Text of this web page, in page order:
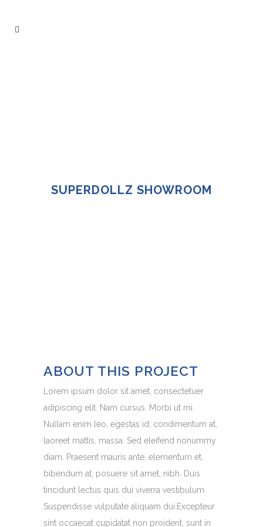
SUPERDOLLZ SHOWROOM
ABOUT THIS PROJECT
Lorem ipsum dolor sit amet, consectetuer
adipiscing elit. Nam cursus. Morbi ut mi.
Nullam enim leo, egestas id, condimentum at,
laoreet mattis, massa. Sed eleifend nonummy
diam. Praesent mauris ante, elementum et,
bibendum at, posuere sit amet, nibh. Duis
tincidunt lectus quis dui viverra vestibulum.
Suspendisse vulputate aliquam dui.Excepteur
sint occaecat cupidatat non proident, sunt in